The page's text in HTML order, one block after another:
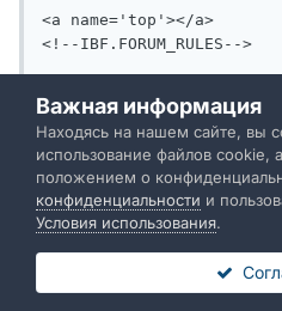
Важная информация
Находясь на нашем сайте, вы
использование файлов cookie,
положением о
конфиденциальности и
Условия использования.